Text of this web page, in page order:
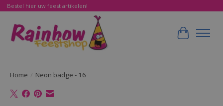
Bestel hier uw feest artikelen!
Home / Neon badge - 16